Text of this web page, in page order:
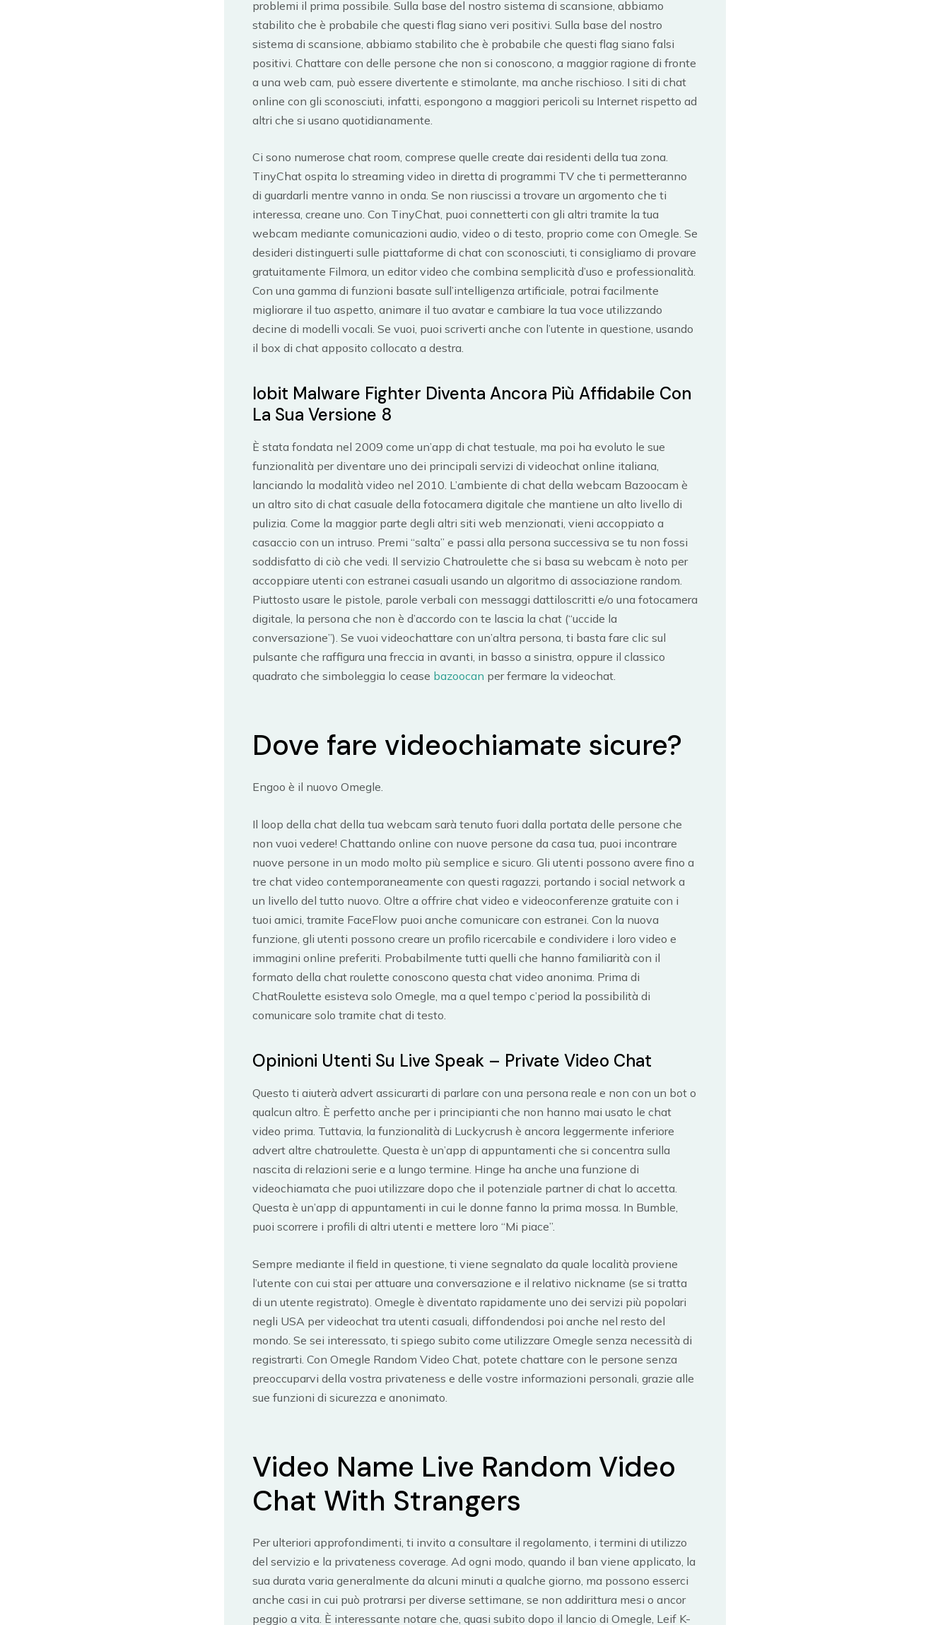
problemi il prima possibile. Sulla base del nostro sistema di scansione, abbiamo
stabilito che è probabile che questi flag siano veri positivi. Sulla base del nostro
sistema di scansione, abbiamo stabilito che è probabile che questi flag siano falsi
positivi. Chattare con delle persone che non si conoscono, a maggior ragione di fronte
a una web cam, può essere divertente e stimolante, ma anche rischioso. I siti di chat
online con gli sconosciuti, infatti, espongono a maggiori pericoli su Internet rispetto ad
altri che si usano quotidianamente.
Ci sono numerose chat room, comprese quelle create dai residenti della tua zona.
TinyChat ospita lo streaming video in diretta di programmi TV che ti permetteranno
di guardarli mentre vanno in onda. Se non riuscissi a trovare un argomento che ti
interessa, creane uno. Con TinyChat, puoi connetterti con gli altri tramite la tua
webcam mediante comunicazioni audio, video o di testo, proprio come con Omegle. Se
desideri distinguerti sulle piattaforme di chat con sconosciuti, ti consigliamo di provare
gratuitamente Filmora, un editor video che combina semplicità d’uso e professionalità.
Con una gamma di funzioni basate sull’intelligenza artificiale, potrai facilmente
migliorare il tuo aspetto, animare il tuo avatar e cambiare la tua voce utilizzando
decine di modelli vocali. Se vuoi, puoi scriverti anche con l’utente in questione, usando
il box di chat apposito collocato a destra.
Iobit Malware Fighter Diventa Ancora Più Affidabile Con
La Sua Versione 8
È stata fondata nel 2009 come un’app di chat testuale, ma poi ha evoluto le sue
funzionalità per diventare uno dei principali servizi di videochat online italiana,
lanciando la modalità video nel 2010. L’ambiente di chat della webcam Bazoocam è
un altro sito di chat casuale della fotocamera digitale che mantiene un alto livello di
pulizia. Come la maggior parte degli altri siti web menzionati, vieni accoppiato a
casaccio con un intruso. Premi “salta” e passi alla persona successiva se tu non fossi
soddisfatto di ciò che vedi. Il servizio Chatroulette che si basa su webcam è noto per
accoppiare utenti con estranei casuali usando un algoritmo di associazione random.
Piuttosto usare le pistole, parole verbali con messaggi dattiloscritti e/o una fotocamera
digitale, la persona che non è d’accordo con te lascia la chat (“uccide la
conversazione”). Se vuoi videochattare con un’altra persona, ti basta fare clic sul
pulsante che raffigura una freccia in avanti, in basso a sinistra, oppure il classico
quadrato che simboleggia lo cease bazoocan per fermare la videochat.
Dove fare videochiamate sicure?
Engoo è il nuovo Omegle.
Il loop della chat della tua webcam sarà tenuto fuori dalla portata delle persone che
non vuoi vedere! Chattando online con nuove persone da casa tua, puoi incontrare
nuove persone in un modo molto più semplice e sicuro. Gli utenti possono avere fino a
tre chat video contemporaneamente con questi ragazzi, portando i social network a
un livello del tutto nuovo. Oltre a offrire chat video e videoconferenze gratuite con i
tuoi amici, tramite FaceFlow puoi anche comunicare con estranei. Con la nuova
funzione, gli utenti possono creare un profilo ricercabile e condividere i loro video e
immagini online preferiti. Probabilmente tutti quelli che hanno familiarità con il
formato della chat roulette conoscono questa chat video anonima. Prima di
ChatRoulette esisteva solo Omegle, ma a quel tempo c’period la possibilità di
comunicare solo tramite chat di testo.
Opinioni Utenti Su Live Speak – Private Video Chat
Questo ti aiuterà advert assicurarti di parlare con una persona reale e non con un bot o
qualcun altro. È perfetto anche per i principianti che non hanno mai usato le chat
video prima. Tuttavia, la funzionalità di Luckycrush è ancora leggermente inferiore
advert altre chatroulette. Questa è un’app di appuntamenti che si concentra sulla
nascita di relazioni serie e a lungo termine. Hinge ha anche una funzione di
videochiamata che puoi utilizzare dopo che il potenziale partner di chat lo accetta.
Questa è un’app di appuntamenti in cui le donne fanno la prima mossa. In Bumble,
puoi scorrere i profili di altri utenti e mettere loro “Mi piace”.
Sempre mediante il field in questione, ti viene segnalato da quale località proviene
l’utente con cui stai per attuare una conversazione e il relativo nickname (se si tratta
di un utente registrato). Omegle è diventato rapidamente uno dei servizi più popolari
negli USA per videochat tra utenti casuali, diffondendosi poi anche nel resto del
mondo. Se sei interessato, ti spiego subito come utilizzare Omegle senza necessità di
registrarti. Con Omegle Random Video Chat, potete chattare con le persone senza
preoccuparvi della vostra privateness e delle vostre informazioni personali, grazie alle
sue funzioni di sicurezza e anonimato.
Video Name Live Random Video
Chat With Strangers
Per ulteriori approfondimenti, ti invito a consultare il regolamento, i termini di utilizzo
del servizio e la privateness coverage. Ad ogni modo, quando il ban viene applicato, la
sua durata varia generalmente da alcuni minuti a qualche giorno, ma possono esserci
anche casi in cui può protrarsi per diverse settimane, se non addirittura mesi o ancor
peggio a vita. È interessante notare che, quasi subito dopo il lancio di Omegle, Leif K-